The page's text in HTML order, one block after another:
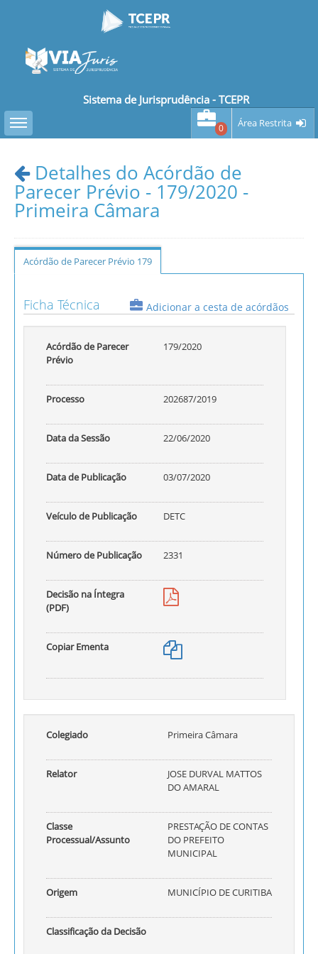
Sistema de Jurisprudência - TCEPR
Toggle sidebar
0 Área Restrita
Detalhes do Acórdão de
Parecer Prévio - 179/2020 -
Primeira Câmara
Acórdão de Parecer Prévio 179
Ficha Técnica Adicionar a cesta de acórdãos
Acórdão de Parecer
Prévio
179/2020
Processo 202687/2019
Data da Sessão 22/06/2020
Data de Publicação 03/07/2020
Veículo de Publicação DETC
Número de Publicação 2331
Decisão na Íntegra
(PDF)
Copiar Ementa
Colegiado Primeira Câmara
Relator
JOSE DURVAL MATTOS
DO AMARAL
Classe
Processual/Assunto
PRESTAÇÃO DE CONTAS
DO PREFEITO
MUNICIPAL
Origem MUNICÍPIO DE CURITIBA
Classificação da Decisão